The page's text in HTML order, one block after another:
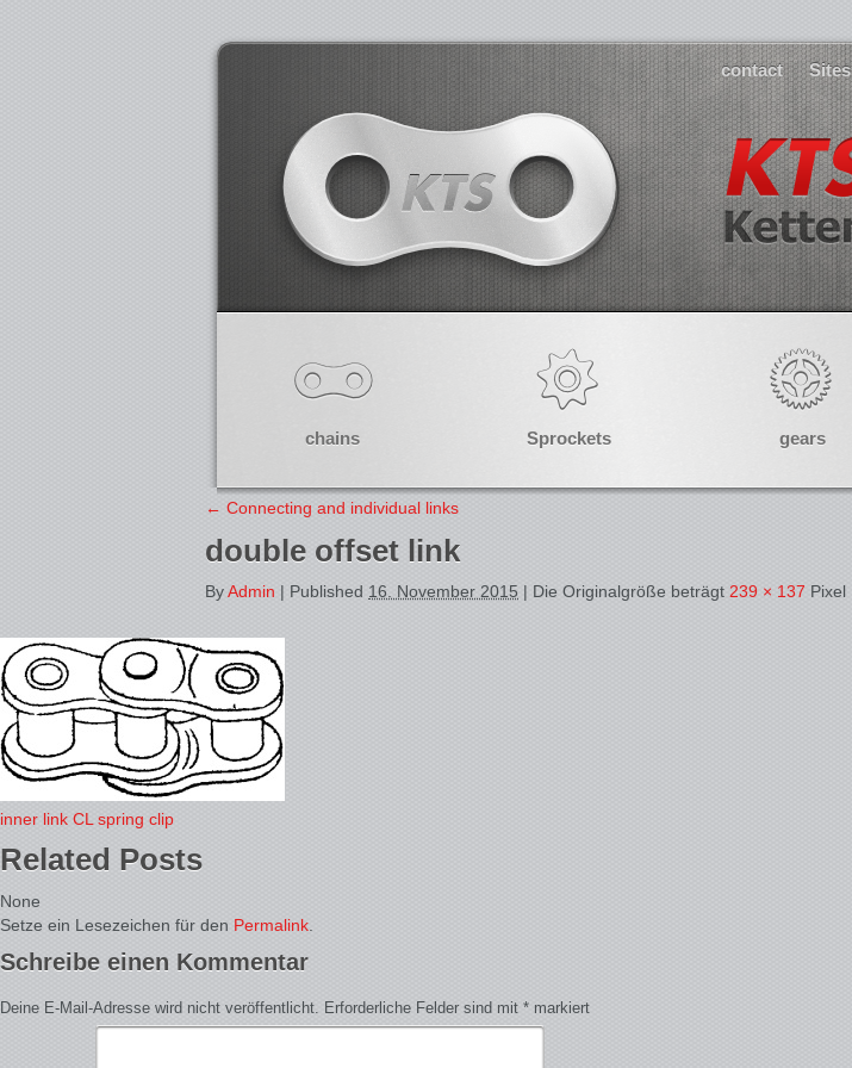
contact Sites
chains Sprockets gears
← Connecting and individual links
double offset link
ByAdmin | Published 16. November 2015 | Die Originalgröße beträgt 239 × 137 Pixel
inner link CL spring clip
Related Posts
None
Setze ein Lesezeichen für den Permalink
Schreibe einen Kommentar
Deine E-Mail-Adresse wird nicht veröffentlicht. Erforderliche Felder sind mit * markiert